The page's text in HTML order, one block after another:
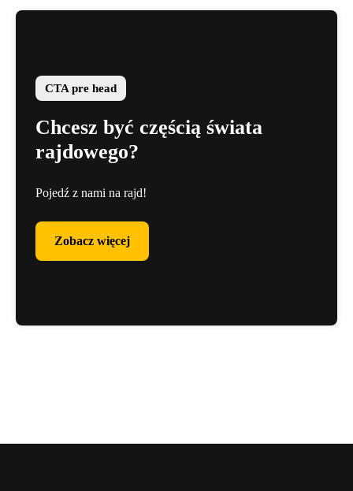
CTA pre head
Chcesz być częścią świata
rajdowego?
Pojedź z nami na rajd!
Zobacz więcej
Zobacz więcej